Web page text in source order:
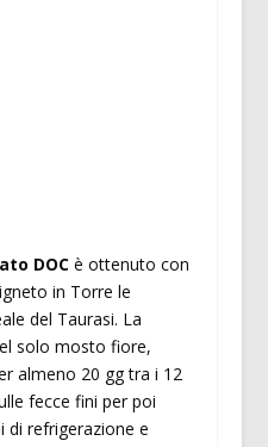
DOCè ottenuto con
in Torre le
del Taurasi. La
solo mosto fiore,
almeno 20 gg tra i 12
fecce fini per poi
di refrigerazione e